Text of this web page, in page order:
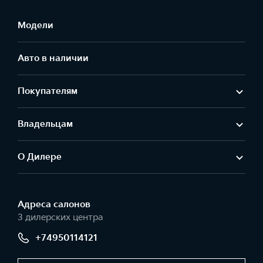
Модели
Авто в наличии
Покупателям
Владельцам
О Дилере
Адреса салонов
3 дилерских центра
+74950114121